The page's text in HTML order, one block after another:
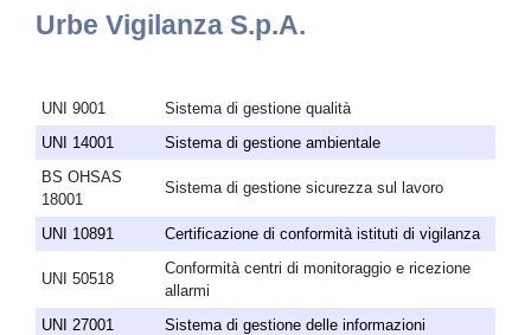
Urbe Vigilanza S.p.A.
UNI 9001
Sistema di gestione qualità
UNI 14001
Sistema di gestione ambientale
BS OHSAS
18001
Sistema di gestione sicurezza sul lavoro
UNI 10891 Certificazione di conformità istituti di vigilanza
UNI 50518
Conformità centri di monitoraggio e ricezione
allarmi
UNI 27001
Sistema di gestione delle informazioni